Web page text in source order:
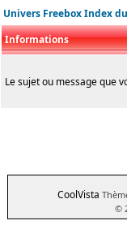
Univers Freebox Index
Informations
Le sujet ou message que
CoolVista
©